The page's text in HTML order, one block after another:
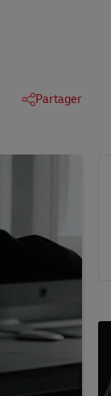
Partager